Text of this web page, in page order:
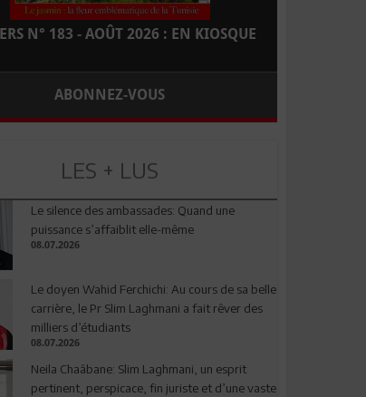
N° 183 - AOÛT 2026 : EN KIOSQUE
ABONNEZ-VOUS
LES + LUS
Le silence des ambassades: Quand une
puissance s’affaiblit elle-même
08.07.2026
Le doyen Wahid Ferchichi: Au cours de sa belle
carrière, le Pr Slim Laghmani a fait rêver des
milliers d’étudiants
08.07.2026
Neila Chaâbane: Slim Laghmani, un esprit
pertinent, perspicace, fin juriste et d’une vaste